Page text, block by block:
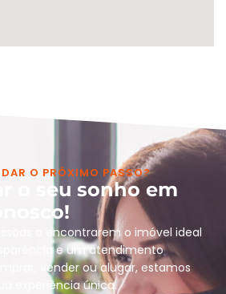
O PRÓXIMO PASSO?
o seu sonho em
a encontrarem o imóvel ideal
e um atendimento
vender ou alugar, estamos
experiência única.